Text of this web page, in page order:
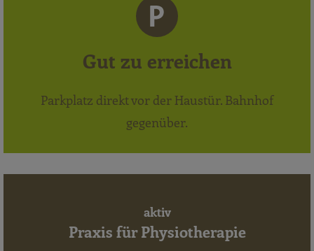
Gut zu erreichen
Parkplatz direkt vor der Haustür. Bahnhof
gegenüber.
aktiv
Praxis für Physiotherapie